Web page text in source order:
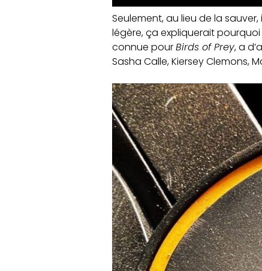
Seulement, au lieu de la
légère, ça expliquerait pourquoi
connue pourBirds of Prey, a
Sasha Calle, Kiersey Clemons,